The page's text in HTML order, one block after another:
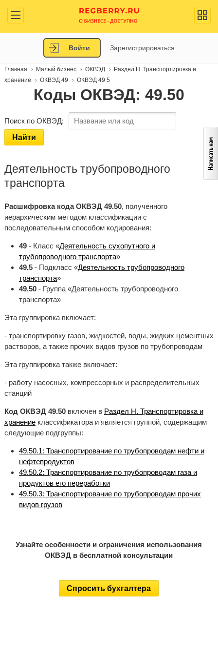
Войти Зарегистрироваться
Главная Малый бизнес ОКВЭД
Раздел H. Транспортировка и
хранение
ОКВЭД 49 ОКВЭД 49.5
Коды ОКВЭД: 49.50
Поиск по ОКВЭД:
Найти
Деятельность трубопроводного
транспорта
Расшифровка кода ОКВЭД 49.50, полученного
иерархическим методом классификации с
последовательным способом кодирования:
49- Класс «Деятельность сухопутного и
трубопроводного транспорта»
49.5- Подкласс «Деятельность трубопроводного
транспорта»
49.50- Группа «Деятельность трубопроводного
транспорта»
Эта группировка включает:
- транспортировку газов, жидкостей, воды, жидких цементных
растворов, а также прочих видов грузов по трубопроводам
Эта группировка также включает:
- работу насосных, компрессорных и распределительных
станций
Код ОКВЭД 49.50включен в Раздел H. Транспортировка и
хранениеклассификатора и является группой, содержащим
следующие подгруппы:
49.50.1: Транспортирование по трубопроводам нефти и
нефтепродуктов
49.50.2: Транспортирование по трубопроводам газа и
продуктов его переработки
49.50.3: Транспортирование по трубопроводам прочих
видов грузов
Узнайте особенности и ограничения использования
ОКВЭД в бесплатной консультации
Спросить бухгалтера